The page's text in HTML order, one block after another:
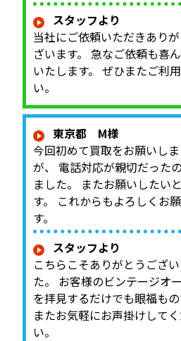
スタッフより
当社にご依頼いただきあり
ざいます。 急なご依頼も喜
いたします。 ぜひまたご利
い。
東京都 M様
今回初めて買取をお願いし
が、 電話対応が親切だった
ました。 またお願いしたい
す。 これからもよろしくお
す。
スタッフより
こちらこそありがとうござ
た。 お客様のビンテージオ
を拝見するだけでも眼福もの
またお気軽にお声掛けして
い。